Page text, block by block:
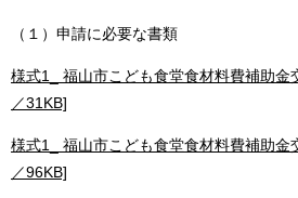
（１）申請に必要な書類
様式1_ 福山市こども食堂食材料費補助金
／31KB]
様式1_ 福山市こども食堂食材料費補助金
／96KB]